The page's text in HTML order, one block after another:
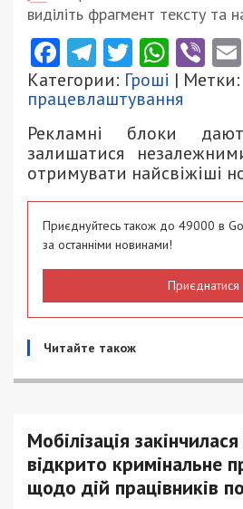
виділіть фрагмент тексту та
Facebook
Telegram
Twitter
Категории: Гроші | Метки:
працевлаштування
Рекламні блоки
залишатися
отримувати найсвіжіші
Приєднуйтесь також до 49000 в
за останніми новинами!
Приєднатися
Читайте також
Мобілізація
відкрито кримінальне
щодо дій працівників